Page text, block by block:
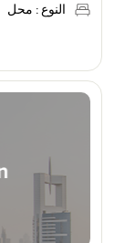
النوع : محل